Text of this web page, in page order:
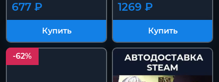
677 ₽
Купить
1269 ₽
Купить
-62%